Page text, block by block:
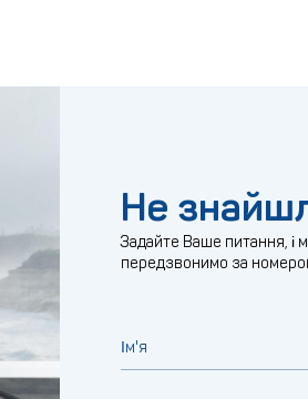
Не
Задайте Ваше питання, і
передзвонимо за
Ім'я